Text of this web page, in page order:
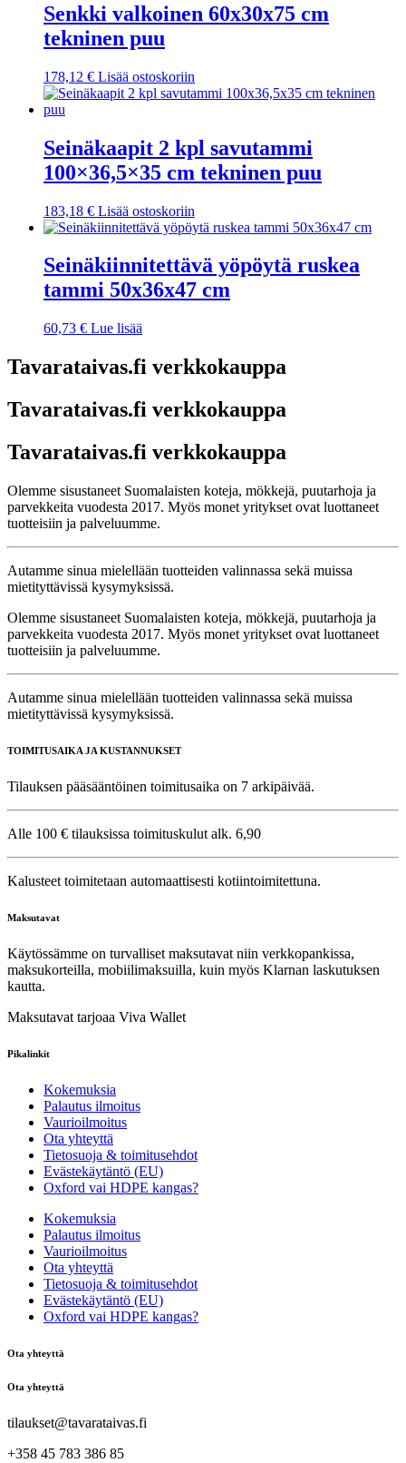
Senkki valkoinen 60x30x75 cm
tekninen puu
178,12 € Lisää ostoskoriin
Seinäkaapit 2 kpl savutammi
100×36,5×35 cm tekninen puu
183,18 € Lisää ostoskoriin
Seinäkiinnitettävä yöpöytä ruskea
tammi 50x36x47 cm
60,73 € Lue lisää
Tavarataivas.fi verkkokauppa
Tavarataivas.fi verkkokauppa
Tavarataivas.fi verkkokauppa
Olemme sisustaneet Suomalaisten koteja, mökkejä, puutarhoja ja
parvekkeita vuodesta 2017. Myös monet yritykset ovat luottaneet
tuotteisiin ja palveluumme.
Autamme sinua mielellään tuotteiden valinnassa sekä muissa
mietityttävissä kysymyksissä.
Olemme sisustaneet Suomalaisten koteja, mökkejä, puutarhoja ja
parvekkeita vuodesta 2017. Myös monet yritykset ovat luottaneet
tuotteisiin ja palveluumme.
Autamme sinua mielellään tuotteiden valinnassa sekä muissa
mietityttävissä kysymyksissä.
TOIMITUSAIKA JA KUSTANNUKSET
Tilauksen pääsääntöinen toimitusaika on 7 arkipäivää.
Alle 100 € tilauksissa toimituskulut alk. 6,90
Kalusteet toimitetaan automaattisesti kotiintoimitettuna.
Maksutavat
Käytössämme on turvalliset maksutavat niin verkkopankissa,
maksukorteilla, mobiilimaksuilla, kuin myös Klarnan laskutuksen
kautta.
Maksutavat tarjoaa Viva Wallet
Pikalinkit
Kokemuksia
Palautus ilmoitus
Vaurioilmoitus
Ota yhteyttä
Tietosuoja & toimitusehdot
Evästekäytäntö (EU)
Oxford vai HDPE kangas?
Kokemuksia
Palautus ilmoitus
Vaurioilmoitus
Ota yhteyttä
Tietosuoja & toimitusehdot
Evästekäytäntö (EU)
Oxford vai HDPE kangas?
Ota yhteyttä
Ota yhteyttä
tilaukset@tavarataivas.fi
+358 45 783 386 85